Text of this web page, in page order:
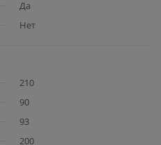
Да
Нет
210
90
93
200